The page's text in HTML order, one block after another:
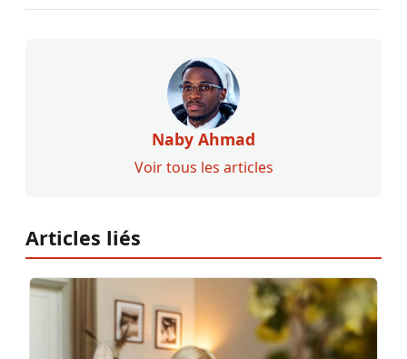
Naby Ahmad
Voir tous les articles
Articles liés